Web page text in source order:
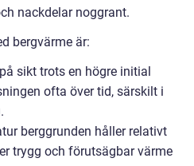
nackdelar noggrant.
bergvärme är:
sikt trots en högre initial
ofta över tid, särskilt i
berggrunden håller relativt
trygg och förutsägbar värme